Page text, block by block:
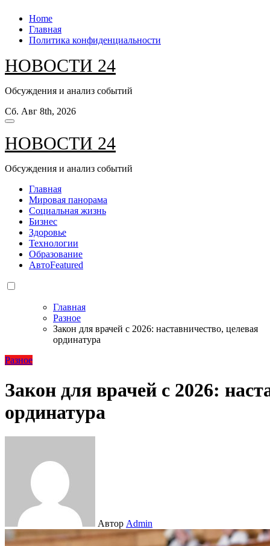
Перейти
содержанию
Home
Главная
Политика конфиденциальности
НОВОСТИ 24
Обсуждения и анализ событий
Сб. Авг 8th, 2026
НОВОСТИ 24
Обсуждения и анализ событий
Главная
Мировая панорама
Социальная жизнь
Бизнес
Здоровье
Технологии
Образование
АвтоFeatured
Главная
Разное
Закон для врачей с 2026: наставничество, целевая
ординатура
Разное
Закон для врачей с 2026:
ординатура
Автор Admin